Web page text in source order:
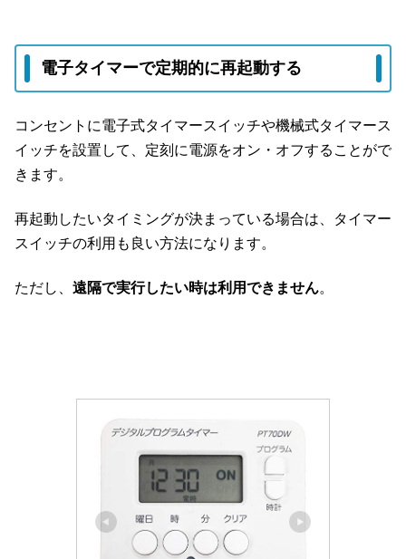
電子タイマーで定期的に再起動する
コンセントに電子式タイマースイッチや機械式タイマース
イッチを設置して、定刻に電源をオン・オフすることがで
きます。
再起動したいタイミングが決まっている場合は、タイマー
スイッチの利用も良い方法になります。
ただし、 遠隔で実行したい時は利用できません。